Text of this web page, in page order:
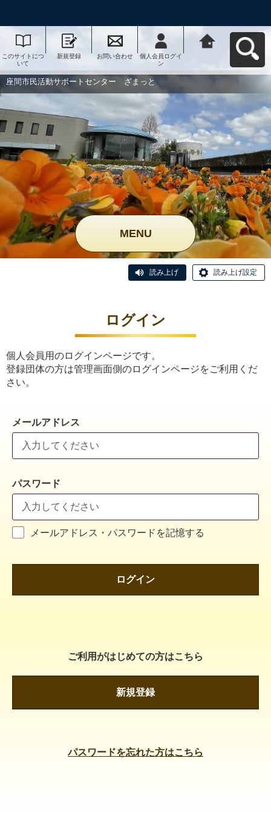
このサイトにつ
いて
新規登録 お問い合わせ
個人会員ログイ
ン
ー ざまっとへ
座間市民活動サポートセンター ざまっと
MENU
読み上げ 読み上げ設定
ログイン
個人会員用のログインページです。
登録団体の方は管理画面側のログインページをご利用くだ
さい。
メールアドレス
パスワード
メールアドレス・パスワードを記憶する
ログイン
ご利用がはじめての方はこちら
新規登録
パスワードを忘れた方はこちら